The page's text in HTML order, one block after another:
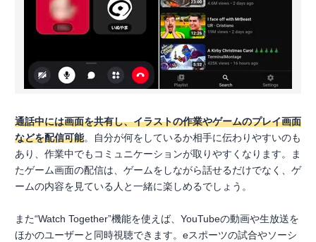
通話中には画面を共有し、イラストの作業やゲームのプレイ画面
などを配信可能。自分が何をしているか相手に伝わりやすいのも
あり、作業中でもコミュニケーションが取りやすくなります。ま
たゲーム画面の配信は、ゲームをしながら話せるだけでなく、ゲ
ームの内容を見ている人と一緒に楽しめるでしょう。
また“Watch Together”機能を使えば、YouTubeの動画や生放送を
ほかのユーザーと同時視聴できます。eスポーツの試合やソーシ